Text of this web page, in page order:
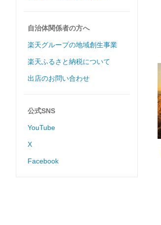
自治体関係者の方へ
楽天グループの地域創生事業
楽天ふるさと納税について
出店のお問い合わせ
公式SNS
YouTube
X
Facebook